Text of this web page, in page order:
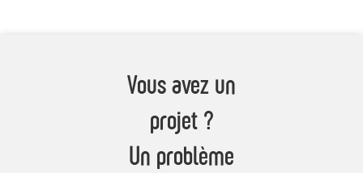
Vous avez un
projet ?
Un problème